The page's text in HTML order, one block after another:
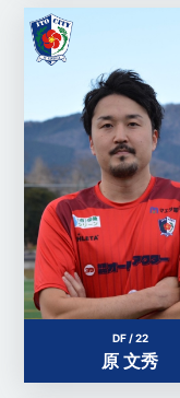
DF / 22
原 文秀